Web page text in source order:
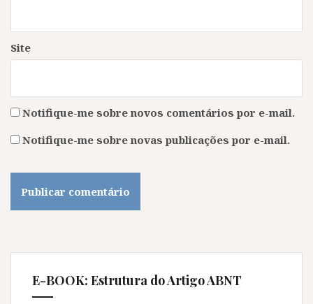
Site
Notifique-me sobre novos comentários por e-mail.
Notifique-me sobre novas publicações por e-mail.
E-BOOK: Estrutura do Artigo ABNT